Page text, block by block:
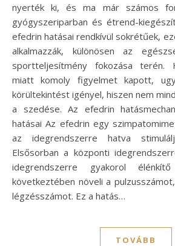
nyerték ki, és ma már számos
gyógyszeriparban és étrend-
efedrin hatásai rendkívül sokrétűek,
alkalmazzák, különösen az
sportteljesítmény fokozása terén.
miatt komoly figyelmet kapott,
körültekintést igényel, hiszen nem
a szedése. Az efedrin
hatásai Az efedrin egy
az idegrendszerre hatva
Elsősorban a központi
idegrendszerre gyakorol
következtében növeli a
légzésszámot. Ez a hatás…
TOVÁBB